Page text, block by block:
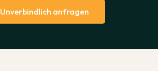
Unverbindlich anfragen